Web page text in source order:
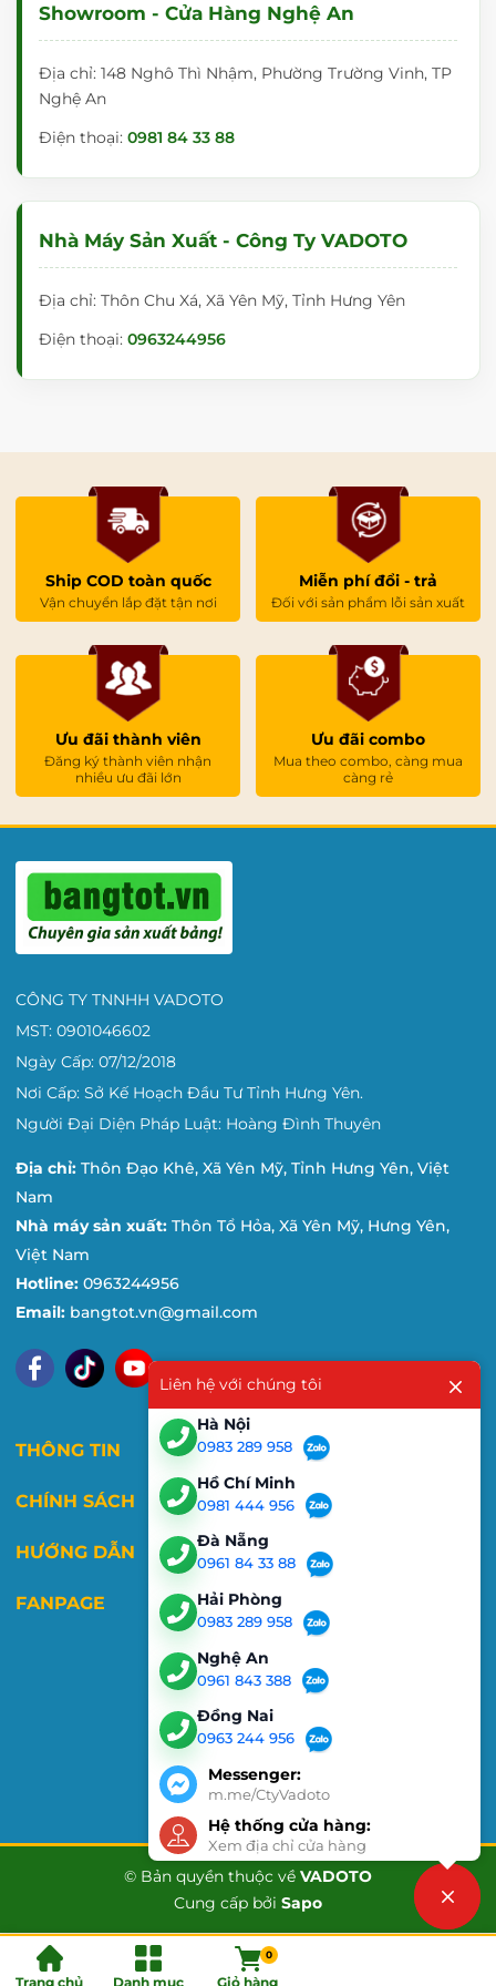
Showroom - Cửa Hàng Nghệ An
Địa chỉ: 148 Nghô Thì Nhậm, Phường Trường Vinh, TP
Nghệ An
Điện thoại: 0981 84 33 88
Nhà Máy Sản Xuất - Công Ty VADOTO
Địa chỉ: Thôn Chu Xá, Xã Yên Mỹ, Tỉnh Hưng Yên
Điện thoại: 0963244956
Ship COD toàn quốc
Vận chuyển lắp đặt tận nơi
Miễn phí đổi - trả
Đối với sản phẩm lỗi sản xuất
Ưu đãi thành viên
Đăng ký thành viên nhận
nhiều ưu đãi lớn
Ưu đãi combo
Mua theo combo, càng mua
càng rẻ
CÔNG TY TNNHH VADOTO
MST: 0901046602
Ngày Cấp: 07/12/2018
Nơi Cấp: Sở Kế Hoạch Đầu Tư Tỉnh Hưng Yên.
Người Đại Diện Pháp Luật: Hoàng Đình Thuyên
Địa chỉ: Thôn Đạo Khê, Xã Yên Mỹ, Tỉnh Hưng Yên, Việt
Nam
Nhà máy sản xuất: Thôn Tổ Hỏa, Xã Yên Mỹ, Hưng Yên,
Việt Nam
Hotline: 0963244956
Email: bangtot.vn@gmail.com
THÔNG TIN
CHÍNH SÁCH
HƯỚNG DẪN
FANPAGE
© Bản quyền thuộc về VADOTO
Cung cấp bởi Sapo
Trang chủ Danh mục
0
Giỏ hàng
Liên hệ với chúng tôi
Hà Nội
0983 289 958
Hồ Chí Minh
0981 444 956
Đà Nẵng
0961 84 33 88
Hải Phòng
0983 289 958
Nghệ An
0961 843 388
Đồng Nai
0963 244 956
Messenger:
m.me/CtyVadoto
Hệ thống cửa hàng:
Xem địa chỉ cửa hàng
Liên hệ